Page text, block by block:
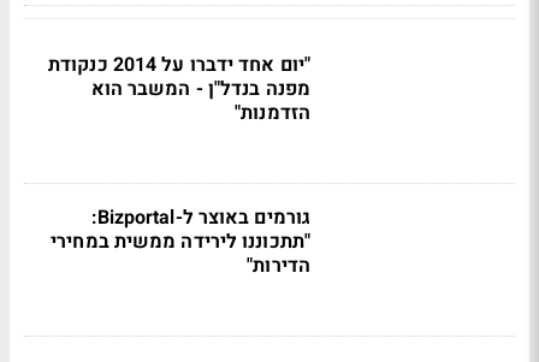
"יום אחד ידברו על 2014 כנקודת
מפנה בנדל"ן - המשבר הוא
הזדמנות"
גורמים באוצר ל-Bizportal:
"תתכוננו לירידה ממשית במחירי
הדירות"